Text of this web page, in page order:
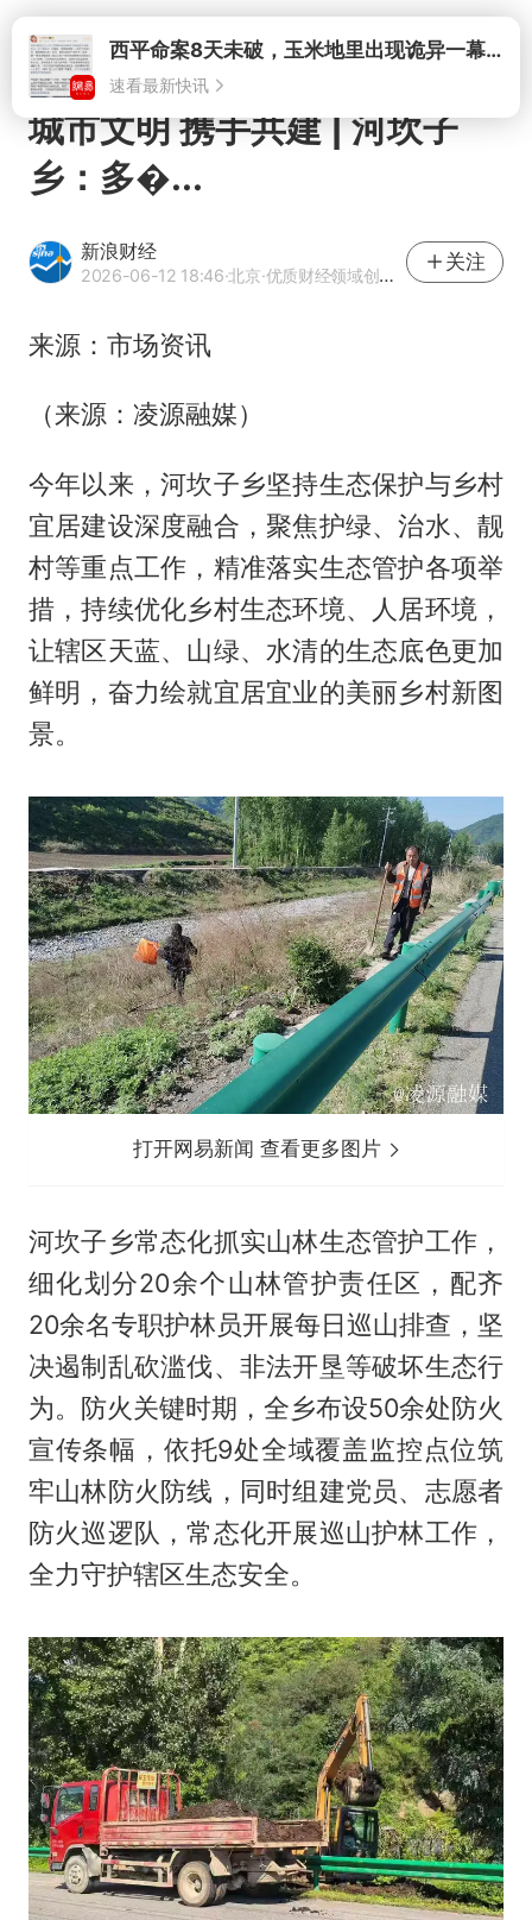
打开西平命案8天未破，玉米地里出现诡异一幕，我突然想起了欧金中
速看最新快讯
城市文明 携手共建 | 河坎子
乡：多�...
新浪财经
2026-06-12 18:46·北京·优质财经领域创作者
关注
来源：市场资讯
（来源：凌源融媒）
今年以来，河坎子乡坚持生态保护与乡村
宜居建设深度融合，聚焦护绿、治水、靓
村等重点工作，精准落实生态管护各项举
措，持续优化乡村生态环境、人居环境，
让辖区天蓝、山绿、水清的生态底色更加
鲜明，奋力绘就宜居宜业的美丽乡村新图
景。
打开网易新闻 查看更多图片
河坎子乡常态化抓实山林生态管护工作，
细化划分20余个山林管护责任区，配齐
20余名专职护林员开展每日巡山排查，坚
决遏制乱砍滥伐、非法开垦等破坏生态行
为。防火关键时期，全乡布设50余处防火
宣传条幅，依托9处全域覆盖监控点位筑
牢山林防火防线，同时组建党员、志愿者
防火巡逻队，常态化开展巡山护林工作，
全力守护辖区生态安全。